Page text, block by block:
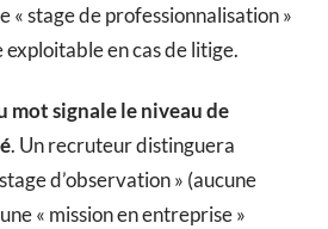
« stage de professionnalisation »
en cas de litige.
mot signale le niveau de
. Un recruteur distinguera
d’observation » (aucune
« mission en entreprise »